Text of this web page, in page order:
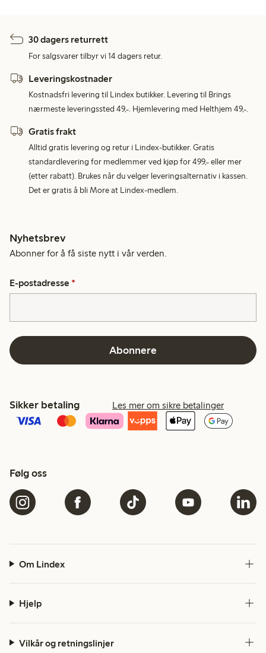
30 dagers returrett
For salgsvarer tilbyr vi 14 dagers retur.
Leveringskostnader
Kostnadsfri levering til Lindex butikker. Levering til Brings
nærmeste leveringssted 49,-. Hjemlevering med Helthjem 49,-.
Gratis frakt
Alltid gratis levering og retur i Lindex-butikker. Gratis
standardlevering for medlemmer ved kjøp for 499,- eller mer
(etter rabatt). Brukes når du velger leveringsalternativ i kassen.
Det er gratis å bli More at Lindex-medlem.
Nyhetsbrev
Abonner for å få siste nytt i vår verden.
E-postadresse *
Abonnere
Sikker betaling Les mer om sikre betalinger
Følg oss
Om Lindex
Hjelp
Vilkår og retningslinjer